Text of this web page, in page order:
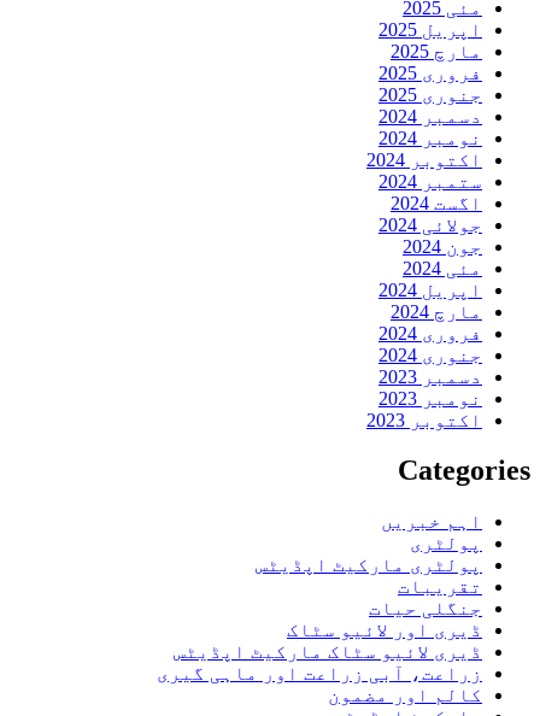
مئی 2025
اپریل 2025
مارچ 2025
فروری 2025
جنوری 2025
دسمبر 2024
نومبر 2024
اکتوبر 2024
ستمبر 2024
اگست 2024
جولائی 2024
جون 2024
مئی 2024
اپریل 2024
مارچ 2024
فروری 2024
جنوری 2024
دسمبر 2023
نومبر 2023
اکتوبر 2023
Categories
اہم خبریں
پولٹری
پولٹری مارکیٹ اپڈیٹس
تقریبات
جنگلی حیات
ڈیری اور لائیو سٹاک
ڈیری لائیو سٹاک مارکیٹ اپڈیٹس
زراعت، آبی زراعت اور ماہی گیری
کالم اور مضمون